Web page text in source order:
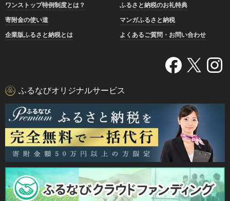
ワンストップ特例制度とは？
ふるさと納税のお礼特典
寄附金の使い道
マンガふるさと納税
企業版ふるさと納税とは
よくあるご質問・お問い合わせ
ふるなびオリジナルサービス